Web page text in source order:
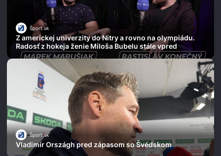
Šport.sk
Z americkej univerzity do Nitry a rovno na olympiádu.
Radosť z hokeja ženie Miloša Bubelu stále vpred
Šport.sk
Vladimír Országh pred zápasom so Švédskom